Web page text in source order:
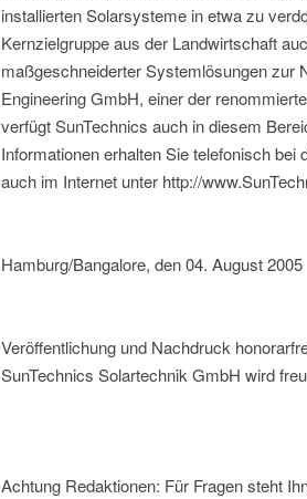
installierten Solarsysteme in etwa zu
Kernzielgruppe aus der Landwirtschaft
maßgeschneiderter Systemlösungen zur
Engineering GmbH, einer der
verfügt SunTechnics auch in diesem
Informationen erhalten Sie telefonisch
auch im Internet unter http://
Hamburg/Bangalore, den 04. August 2005
Veröffentlichung und Nachdruck
SunTechnics Solartechnik GmbH wird
Achtung Redaktionen: Für Fragen steht